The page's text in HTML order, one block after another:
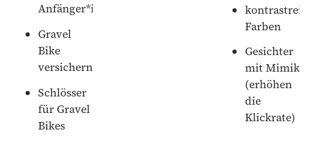
Anfänger*innen
Gravel
Bike
versichern
Schlösser
für Gravel
Bikes
Farben
Gesichter
mit Mimik
(erhöhen
die
Klickrate)